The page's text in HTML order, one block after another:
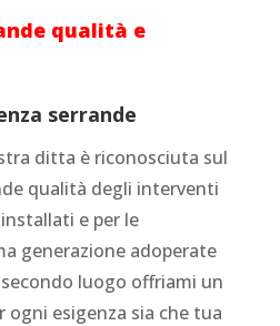
qualità e
serrande
ditta è riconosciuta sul
qualità degli interventi
e per le
generazione adoperate
luogo offriami un
ogni esigenza sia che tua